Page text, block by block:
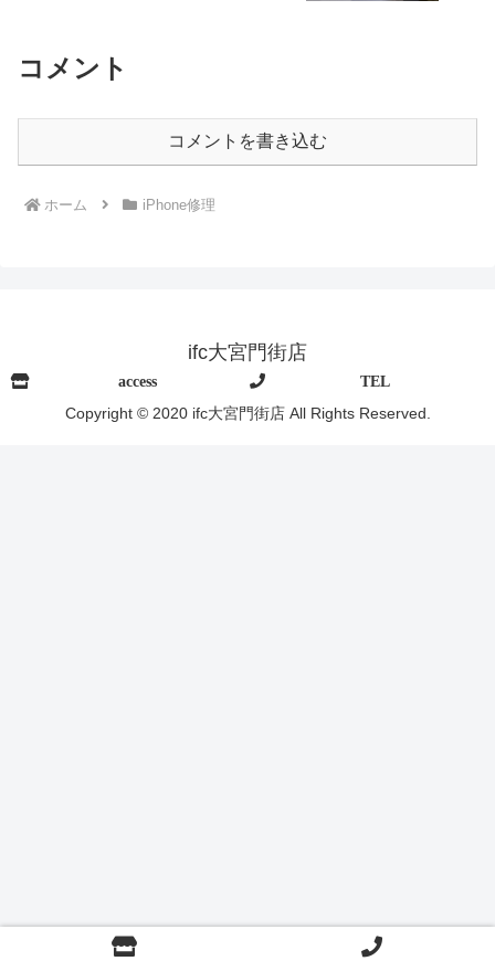
コメント
コメントを書き込む
ホーム iPhone修理
ifc大宮門街店
access TEL
Copyright © 2020 ifc大宮門街店 All Rights Reserved.